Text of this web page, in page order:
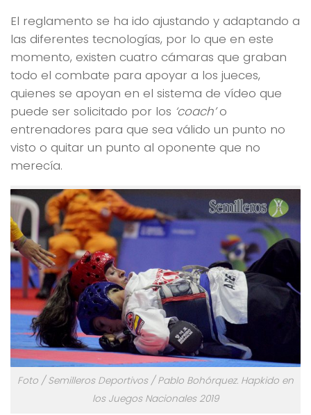
El reglamento se ha ido ajustando y adaptando a
las diferentes tecnologías, por lo que en este
momento, existen cuatro cámaras que graban
todo el combate para apoyar a los jueces,
quienes se apoyan en el sistema de vídeo que
puede ser solicitado por los ‘coach’o
entrenadores para que sea válido un punto no
visto o quitar un punto al oponente que no
merecía.
Foto / Semilleros Deportivos / Pablo Bohórquez. Hapkido en
los Juegos Nacionales 2019